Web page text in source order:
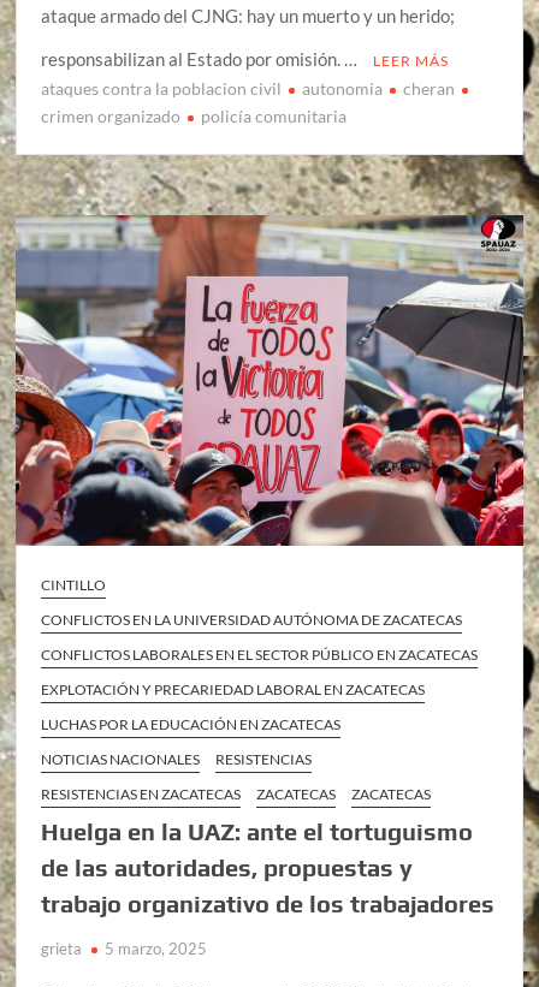
ataque armado del CJNG: hay un muerto y un herido;
responsabilizan al Estado por omisión. …
LEER MÁS
ataques contra la poblacion civil autonomia
cheran
crimen organizado
policía comunitaria
CINTILLO
CONFLICTOS EN LA UNIVERSIDAD AUTÓNOMA DE ZACATECAS
CONFLICTOS LABORALES EN EL SECTOR PÚBLICO EN ZACATECAS
EXPLOTACIÓN Y PRECARIEDAD LABORAL EN ZACATECAS
LUCHAS POR LA EDUCACIÓN EN ZACATECAS
NOTICIAS NACIONALES
RESISTENCIAS
RESISTENCIAS EN ZACATECAS
ZACATECAS ZACATECAS
Huelga en la UAZ: ante el tortuguismo
de las autoridades, propuestas y
trabajo organizativo de los trabajadores
grieta 5 marzo, 2025